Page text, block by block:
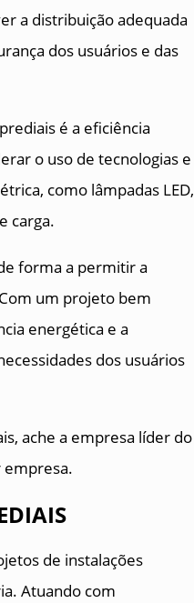
a distribuição adequada
dos usuários e das
é a eficiência
o uso de tecnologias e
como lâmpadas LED,
carga.
forma a permitir a
um projeto bem
energética e a
dos usuários
ache a empresa líder do
empresa.
de instalações
Atuando com